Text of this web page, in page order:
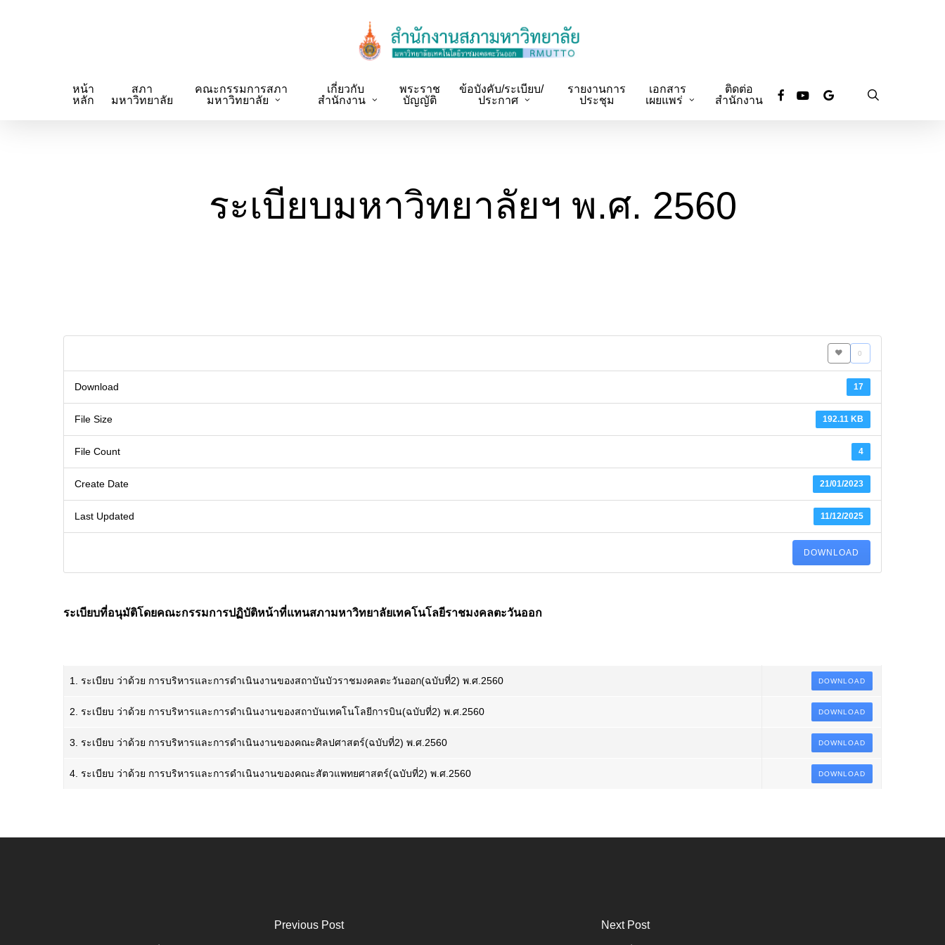
หน้า
หลัก
สภา
มหาวิทยาลัย
คณะกรรมการสภา
มหาวิทยาลัย
เกี่ยวกับ
สำนักงาน
พระราช
บัญญัติ
ข้อบังคับ/ระเบียบ/
ประกาศ
รายงานการ
ประชุม
เอกสาร
เผยแพร่
ติดต่อ
สำนักงาน
facebookyoutubegoogle-
ระเบียบมหาวิทยาลัยฯ พ.ศ. 2560
0
17
Download
192.11 KB
File Size
4
File Count
21/01/2023
Create Date
11/12/2025
Last Updated
DOWNLOAD
ระเบียบที่อนุมัติโดยคณะกรรมการปฏิบัติหน้าที่แทนสภามหาวิทยาลัยเทคโนโลยีราชมงคลตะวันออก
1. ระเบียบ ว่าด้วย การบริหารและการดำเนินงานของสถาบันบัวราชมงคลตะวันออก(ฉบับที่2) พ.ศ.2560 DOWNLOAD
2. ระเบียบ ว่าด้วย การบริหารและการดำเนินงานของสถาบันเทคโนโลยีการบิน(ฉบับที่2) พ.ศ.2560 DOWNLOAD
3. ระเบียบ ว่าด้วย การบริหารและการดำเนินงานของคณะศิลปศาสตร์(ฉบับที่2) พ.ศ.2560 DOWNLOAD
4. ระเบียบ ว่าด้วย การบริหารและการดำเนินงานของคณะสัตวแพทยศาสตร์(ฉบับที่2) พ.ศ.2560 DOWNLOAD
Previous Post Next Post